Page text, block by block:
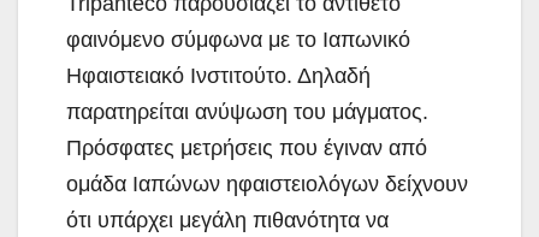
φαινόμενο σύμφωνα με το Ιαπωνικό
Ηφαιστειακό Ινστιτούτο. Δηλαδή
παρατηρείται ανύψωση του μάγματος.
Πρόσφατες μετρήσεις που έγιναν από
ομάδα Ιαπώνων ηφαιστειολόγων δείχνουν
ότι υπάρχει μεγάλη πιθανότητα να